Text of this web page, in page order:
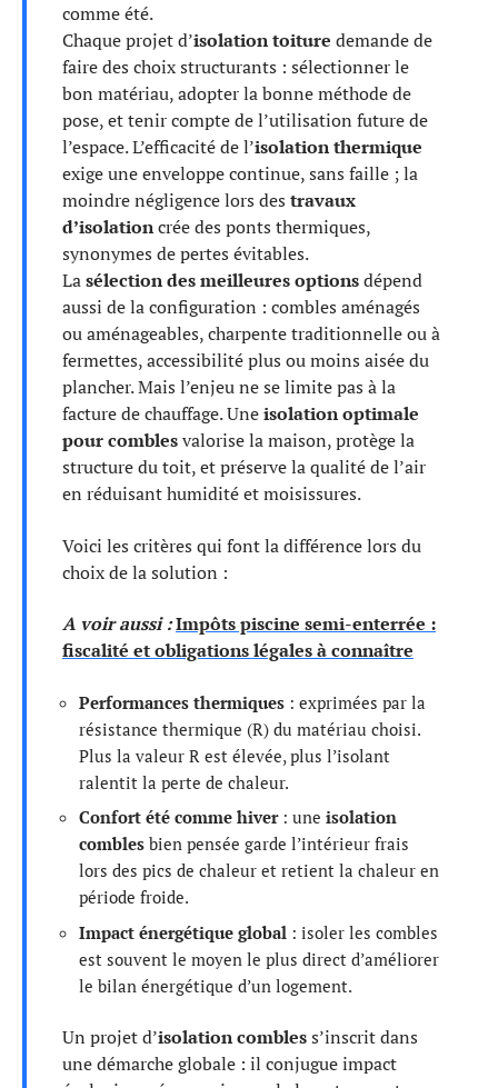
comme été.
Chaque projet d’isolation toiture demande de
faire des choix structurants : sélectionner le
bon matériau, adopter la bonne méthode de
pose, et tenir compte de l’utilisation future de
l’espace. L’efficacité de l’isolation thermique
exige une enveloppe continue, sans faille ; la
moindre négligence lors des travaux
d’isolationcrée des ponts thermiques,
synonymes de pertes évitables.
Lasélection des meilleures optionsdépend
aussi de la configuration : combles aménagés
ou aménageables, charpente traditionnelle ou à
fermettes, accessibilité plus ou moins aisée du
plancher. Mais l’enjeu ne se limite pas à la
facture de chauffage. Uneisolation optimale
pour comblesvalorise la maison, protège la
structure du toit, et préserve la qualité de l’air
en réduisant humidité et moisissures.
Voici les critères qui font la différence lors du
choix de la solution :
A voir aussi :Impôts piscine semi-enterrée :
fiscalité et obligations légales à connaître
Performances thermiques : exprimées par la
résistance thermique (R) du matériau choisi.
Plus la valeur R est élevée, plus l’isolant
ralentit la perte de chaleur.
Confort été comme hiver: une isolation
combles bien pensée garde l’intérieur frais
lors des pics de chaleur et retient la chaleur en
période froide.
Impact énergétique global : isoler les combles
est souvent le moyen le plus direct d’améliorer
le bilan énergétique d’un logement.
Un projet d’isolation combless’inscrit dans
une démarche globale : il conjugue impact